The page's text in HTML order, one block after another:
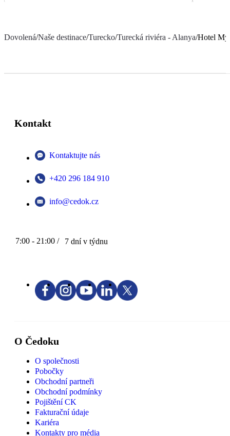
Dovolená/Naše destinace/Turecko/Turecká riviéra - Alanya/Hotel My
Kontakt
Kontaktujte nás
+420 296 184 910
info@cedok.cz
7:00 - 21:00 / 7 dní v týdnu
O Čedoku
O společnosti
Pobočky
Obchodní partneři
Obchodní podmínky
Pojištění CK
Fakturační údaje
Kariéra
Kontakty pro média